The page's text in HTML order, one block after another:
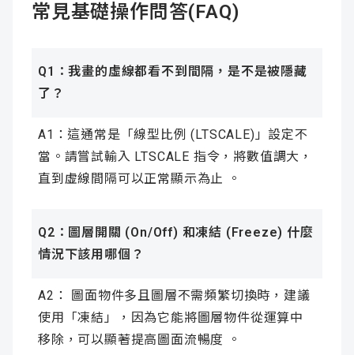
常見基礎操作問答(FAQ)
Q1：我畫的虛線都看不到間隔，是不是被隱藏
了？
A1：這通常是「線型比例 (LTSCALE)」設定不
當。請嘗試輸入 LTSCALE 指令，將數值調大，
直到虛線間隔可以正常顯示為止 。
Q2：圖層開關 (On/Off) 和凍結 (Freeze) 什麼
情況下該用哪個？
A2： 圖面物件多且圖層不需頻繁切換時，建議
使用「凍結」，因為它能將圖層物件從運算中
移除，可以顯著提高圖面流暢度 。